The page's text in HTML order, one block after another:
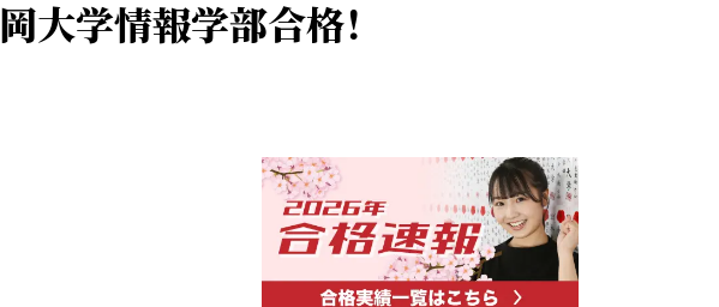
大学情報学部合格！